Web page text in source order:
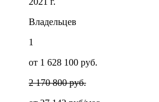
Владельцев
1
от 1 628 100 руб.
2 170 800 руб.